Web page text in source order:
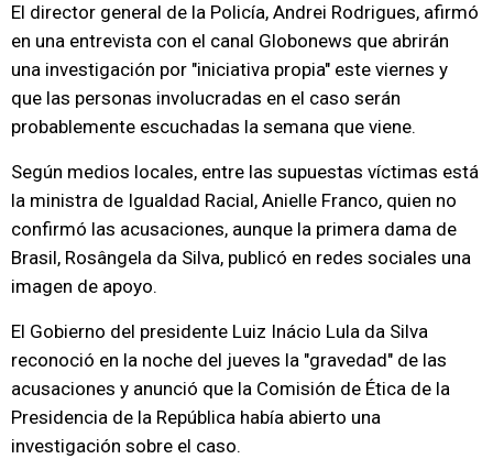
El director general de la Policía, Andrei Rodrigues, afirmó
en una entrevista con el canal Globonews que abrirán
una investigación por "iniciativa propia" este viernes y
que las personas involucradas en el caso serán
probablemente escuchadas la semana que viene.
Según medios locales, entre las supuestas víctimas está
la ministra de Igualdad Racial, Anielle Franco, quien no
confirmó las acusaciones, aunque la primera dama de
Brasil, Rosângela da Silva, publicó en redes sociales una
imagen de apoyo.
El Gobierno del presidente Luiz Inácio Lula da Silva
reconoció en la noche del jueves la "gravedad" de las
acusaciones y anunció que la Comisión de Ética de la
Presidencia de la República había abierto una
investigación sobre el caso.